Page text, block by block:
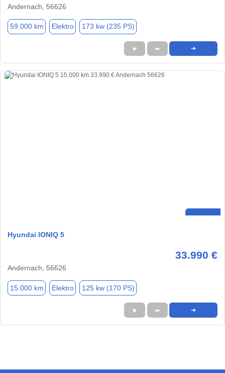
Andernach, 56626
59.000 km Elektro 173 kw (235 PS)
★ ➦ ➜
Hyundai IONIQ 5
33.990 €
Andernach, 56626
15.000 km Elektro 125 kw (170 PS)
★ ➦ ➜